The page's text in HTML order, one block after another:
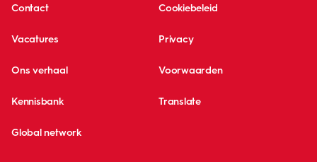
Contact Cookiebeleid
Vacatures Privacy
Ons verhaal Voorwaarden
Kennisbank Translate
Global network